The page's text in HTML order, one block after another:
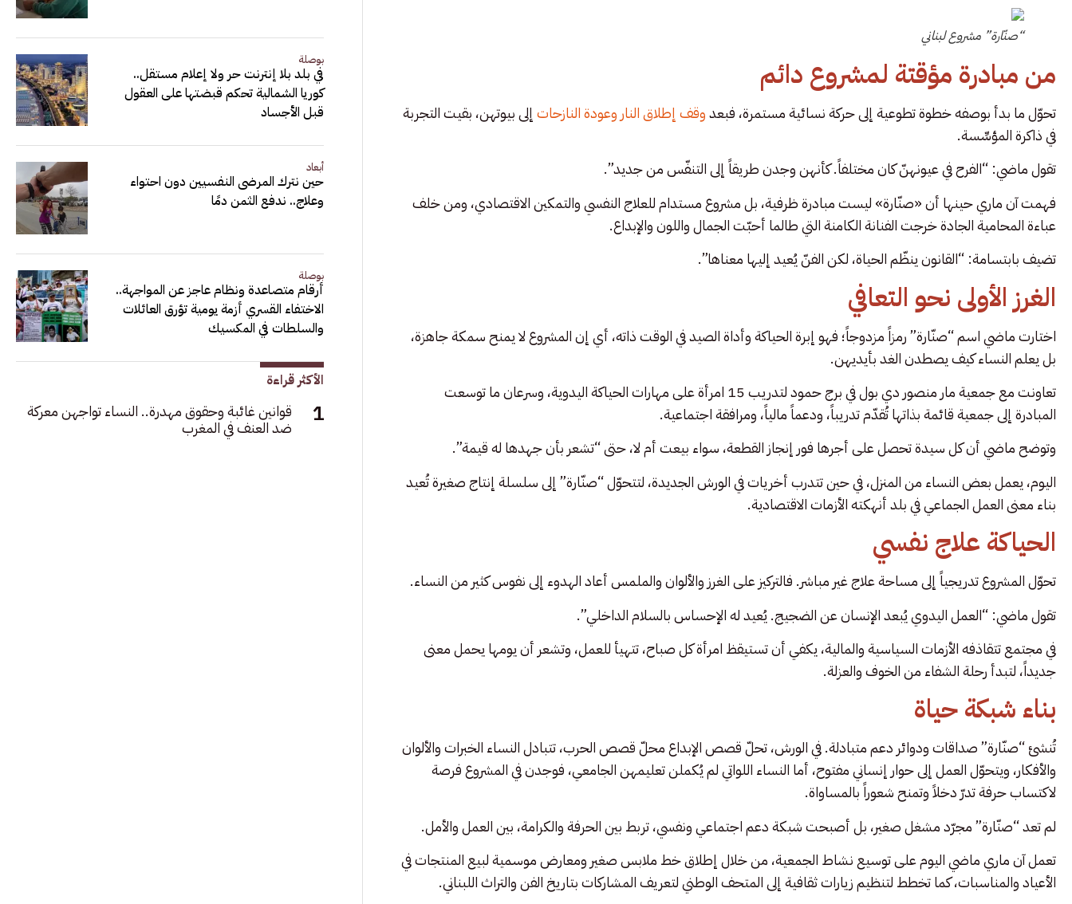
“صنّارة” مشروع لبناني
من مبادرة مؤقتة لمشروع دائم
تحوّل ما بدأ بوصفه خطوة تطوعية إلى حركة نسائية مستمرة، فبعدوقف إطلاق النار وعودة النازحات إلى بيوتهن، بقيت التجربة
في ذاكرة المؤسِّسة.
تقول ماضي: “الفرح في عيونهنّ كان مختلفاً. كأنهن وجدن طريقاً إلى التنفّس من جديد”.
فهمت آن ماري حينها أن «صنّارة» ليست مبادرة ظرفية، بل مشروع مستدام للعلاج النفسي والتمكين الاقتصادي، ومن خلف
عباءة المحامية الجادة خرجت الفنانة الكامنة التي طالما أحبّت الجمال واللون والإبداع.
تضيف بابتسامة: “القانون ينظّم الحياة، لكن الفنّ يُعيد إليها معناها”.
الغرز الأولى نحو التعافي
اختارت ماضي اسم “صنّارة” رمزاً مزدوجاً؛ فهو إبرة الحياكة وأداة الصيد في الوقت ذاته، أي إن المشروع لا يمنح سمكة جاهزة،
بل يعلم النساء كيف يصطدن الغد بأيديهن.
تعاونت مع جمعية مار منصور دي بول في برج حمود لتدريب 15 امرأة على مهارات الحياكة اليدوية، وسرعان ما توسعت
المبادرة إلى جمعية قائمة بذاتها تُقدّم تدريباً، ودعماً مالياً، ومرافقة اجتماعية.
وتوضح ماضي أن كل سيدة تحصل على أجرها فور إنجاز القطعة، سواء بيعت أم لا، حتى “تشعر بأن جهدها له قيمة”.
اليوم، يعمل بعض النساء من المنزل، في حين تتدرب أخريات في الورش الجديدة، لتتحوّل “صنّارة” إلى سلسلة إنتاج صغيرة تُعيد
بناء معنى العمل الجماعي في بلد أنهكته الأزمات الاقتصادية.
الحياكة علاج نفسي
تحوّل المشروع تدريجياً إلى مساحة علاج غير مباشر. فالتركيز على الغرز والألوان والملمس أعاد الهدوء إلى نفوس كثير من النساء.
تقول ماضي: “العمل اليدوي يُبعد الإنسان عن الضجيج. يُعيد له الإحساس بالسلام الداخلي”.
في مجتمع تتقاذفه الأزمات السياسية والمالية، يكفي أن تستيقظ امرأة كل صباح، تتهيأ للعمل، وتشعر أن يومها يحمل معنى
جديداً، لتبدأ رحلة الشفاء من الخوف والعزلة.
بناء شبكة حياة
تُنشئ “صنّارة” صداقات ودوائر دعم متبادلة. في الورش، تحلّ قصص الإبداع محلّ قصص الحرب، تتبادل النساء الخبرات والألوان
والأفكار، ويتحوّل العمل إلى حوار إنساني مفتوح، أما النساء اللواتي لم يُكملن تعليمهن الجامعي، فوجدن في المشروع فرصة
لاكتساب حرفة تدرّ دخلاً وتمنح شعوراً بالمساواة.
لم تعد “صنّارة” مجرّد مشغل صغير، بل أصبحت شبكة دعم اجتماعي ونفسي، تربط بين الحرفة والكرامة، بين العمل والأمل.
تعمل آن ماري ماضي اليوم على توسيع نشاط الجمعية، من خلال إطلاق خط ملابس صغير ومعارض موسمية لبيع المنتجات في
الأعياد والمناسبات، كما تخطط لتنظيم زيارات ثقافية إلى المتحف الوطني لتعريف المشاركات بتاريخ الفن والتراث اللبناني.
بوصلة
في بلد بلا إنترنت حر ولا إعلام مستقل..
كوريا الشمالية تحكم قبضتها على العقول
قبل الأجساد
أبعاد
حين نترك المرضى النفسيين دون احتواء
وعلاج.. ندفع الثمن دمًا
بوصلة
أرقام متصاعدة ونظام عاجز عن المواجهة..
الاختفاء القسري أزمة يومية تؤرق العائلات
والسلطات في المكسيك
الأكثر قراءة
قوانين غائبة وحقوق مهدرة.. النساء تواجهن معركة
ضد العنف في المغرب